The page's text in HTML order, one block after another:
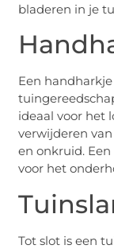
bladeren in je
Een
ideaal voor het
verwijderen
en onkruid.
voor het
Tot slot is een